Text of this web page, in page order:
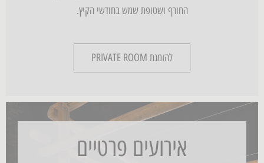
החורף ושטופת שמש בחודשי הקיץ.
להזמנת PRIVATE ROOM
אירועים פרטיים